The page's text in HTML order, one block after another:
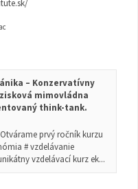
– Konzervatívny
mimovládna
think-tank.
prvý ročník kurzu
# vzdelávanie
vzdelávací kurz ek...